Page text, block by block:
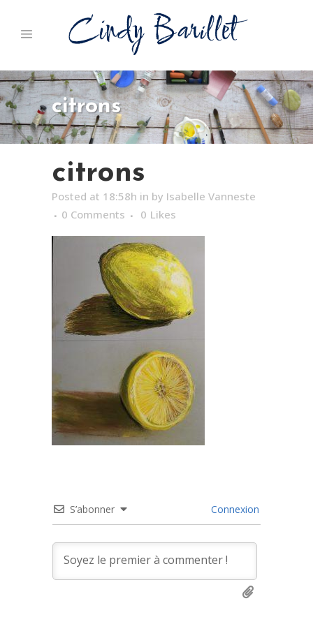
citrons
citrons
Posted at 18:58h in by Isabelle Vanneste
0 Comments
0 Likes
S’abonner Connexion